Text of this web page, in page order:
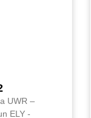
UWR –
ELY -